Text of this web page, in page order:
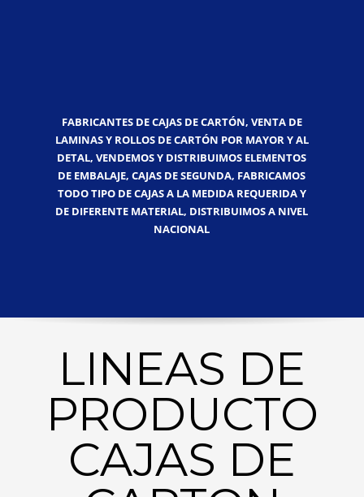
FABRICANTES DE CAJAS DE CARTÓN, VENTA DE
LAMINAS Y ROLLOS DE CARTÓN POR MAYOR Y AL
DETAL, VENDEMOS Y DISTRIBUIMOS ELEMENTOS
DE EMBALAJE, CAJAS DE SEGUNDA, FABRICAMOS
TODO TIPO DE CAJAS A LA MEDIDA REQUERIDA Y
DE DIFERENTE MATERIAL, DISTRIBUIMOS A NIVEL
NACIONAL
LINEAS DE
PRODUCTO
CAJAS DE